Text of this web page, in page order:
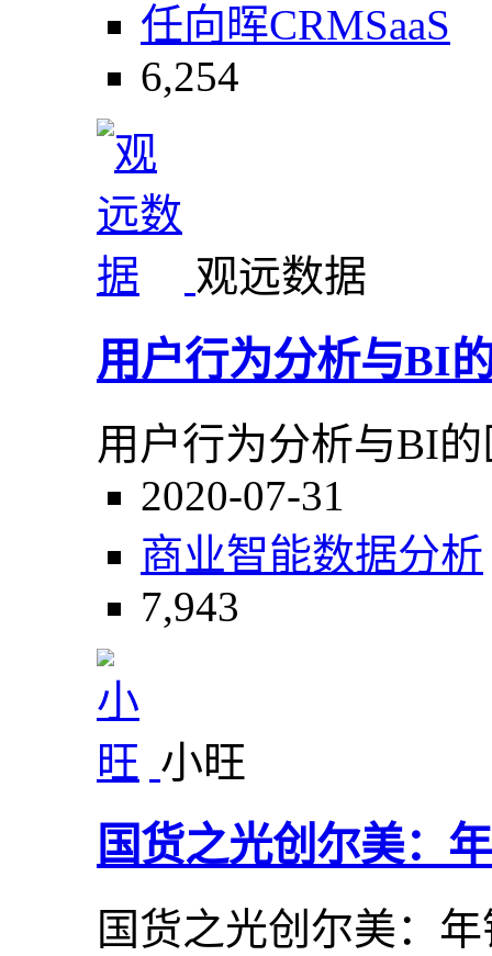
任向晖CRMSaaS
6,254
观远数据
用户行为分析与BI
用户行为分析与BI
2020-07-31
商业智能数据分析
7,943
小旺
国货之光创尔美：
国货之光创尔美：